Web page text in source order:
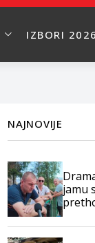
IZBORI 2026
NAJNOVIJE
jamu